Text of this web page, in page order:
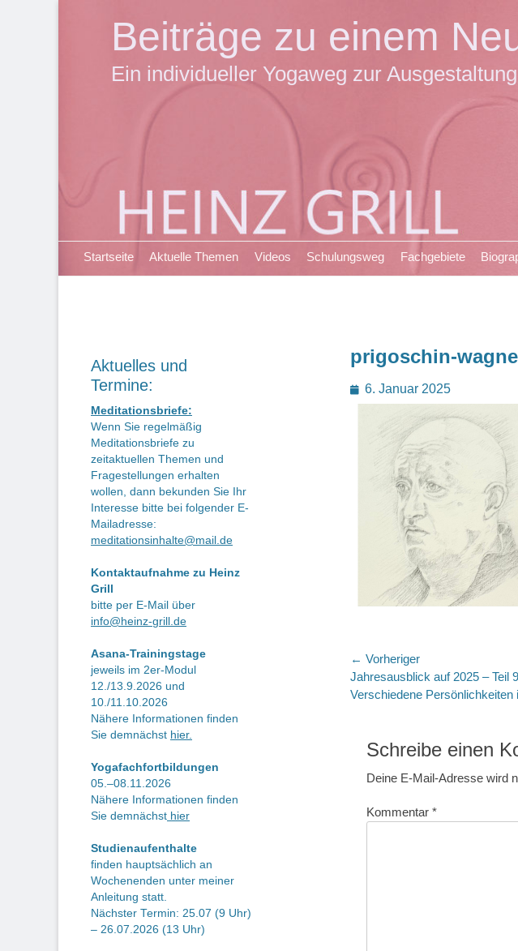
Beiträge zu einem
Ein individueller Yogaweg zur
Primäres Menü
ZumStartseite Aktuelle Themen Videos Schulungsweg Fachgebiete
prigoschin-
Posted
6. Januar 2025
← Vorheriger
Vorheriger
Beitrag:
Jahresausblick auf 2025 – Teil 9
Verschiedene
Schreibe einen
Deine E-Mail-Adresse wird
Kommentar *
Aktuelles und
Termine:
Meditationsbriefe:
Wenn Sie regelmäßig
Meditationsbriefe zu
zeitaktuellen Themen und
Fragestellungen erhalten
wollen, dann bekunden Sie Ihr
Interesse bitte bei folgender E-
Mailadresse:
meditationsinhalte@mail.de
Kontaktaufnahme zu Heinz
Grill
bitte per E-Mail über
info@heinz-grill.de
Asana-Trainingstage
jeweils im 2er-Modul
12./13.9.2026 und
10./11.10.2026
Nähere Informationen finden
Sie demnächst hier.
Yogafachfortbildungen
05.–08.11.2026
Nähere Informationen finden
Sie demnächst hier
Studienaufenthalte
finden hauptsächlich an
Wochenenden unter meiner
Anleitung statt.
Nächster Termin: 25.07 (9 Uhr)
– 26.07.2026 (13 Uhr)